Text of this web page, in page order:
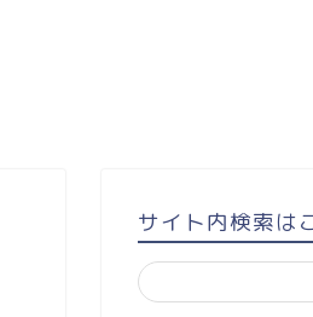
サイト内検索は